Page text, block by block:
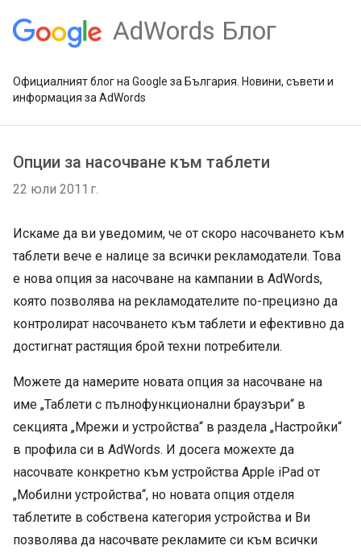
AdWords Блог
Официалният блог на Google за България. Новини, съвети и
информация за AdWords
Опции за насочване към таблети
22 юли 2011 г.
Искаме да ви уведомим, че от скоро насочването към
таблети вече е налице за всички рекламодатели. Това
е нова опция за насочване на кампании в AdWords,
която позволява на рекламодателите по-прецизно да
контролират насочването към таблети и ефективно да
достигнат растящия брой техни потребители.
Можете да намерите новата опция за насочване на
име „Таблети с пълнофункционални браузъри“ в
секцията „Мрежи и устройства“ в раздела „Настройки“
в профила си в AdWords. И досега можехте да
насочвате конкретно към устройства Apple iPad от
„Мобилни устройства“, но новата опция отделя
таблетите в собствена категория устройства и Ви
позволява да насочвате рекламите си към всички